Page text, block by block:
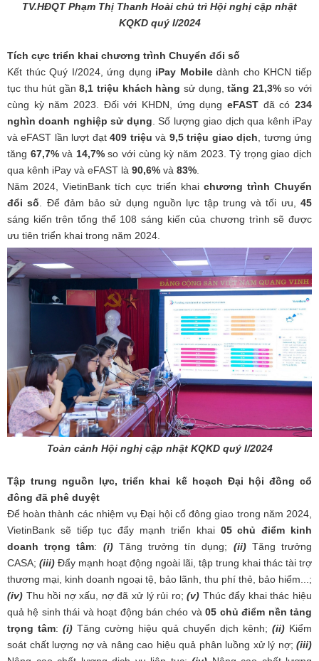
TV.HĐQT Phạm Thị Thanh Hoài chủ trì Hội nghị cập nhật
KQKD quý I/2024
Tích cực triển khai chương trình Chuyển đổi số
Kết thúc Quý I/2024, ứng dụng iPay Mobiledành cho KHCN tiếp
tục thu hút gần8,1 triệu khách hàng sử dụng,tăng 21,3%so với
cùng kỳ năm 2023. Đối với KHDN, ứng dụng eFAST đã có234
nghìn doanh nghiệp sử dụng. Số lượng giao dịch qua kênh iPay
và eFAST lần lượt đạt409 triệu và 9,5 triệu giao dịch, tương ứng
tăng 67,7%và 14,7%so với cùng kỳ năm 2023. Tỷ trọng giao dịch
qua kênh iPay và eFAST là 90,6% và 83%.
Năm 2024, VietinBank tích cực triển khai chương trình Chuyển
đổi số. Để đảm bảo sử dụng nguồn lực tập trung và tối ưu,45
sáng kiến trên tổng thể 108 sáng kiến của chương trình sẽ được
ưu tiên triển khai trong năm 2024.
Toàn cảnh Hội nghị cập nhật KQKD quý I/2024
Tập trung nguồn lực, triển khai kế hoạch Đại hội đồng cổ
đông đã phê duyệt
Để hoàn thành các nhiệm vụ Đại hội cổ đông giao trong năm 2024,
VietinBank sẽ tiếp tục đẩy mạnh triển khai 05 chủ điểm kinh
doanh trọng tâm: (i)Tăng trưởng tín dụng; (ii)Tăng trưởng
CASA; (iii) Đẩy mạnh hoạt động ngoài lãi, tập trung khai thác tài trợ
thương mại, kinh doanh ngoại tệ, bảo lãnh, thu phí thẻ, bảo hiểm...;
(iv) Thu hồi nợ xấu, nợ đã xử lý rủi ro;(v) Thúc đẩy khai thác hiệu
quả hệ sinh thái và hoạt động bán chéo và05 chủ điểm nền tảng
trọng tâm: (i) Tăng cường hiệu quả chuyển dịch kênh; (ii) Kiểm
soát chất lượng nợ và nâng cao hiệu quả phân luồng xử lý nợ; (iii)